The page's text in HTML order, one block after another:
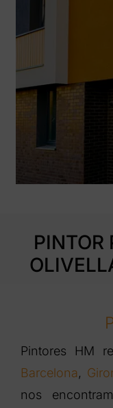
PINTOR
Pintores HM
Barcelona,
nos